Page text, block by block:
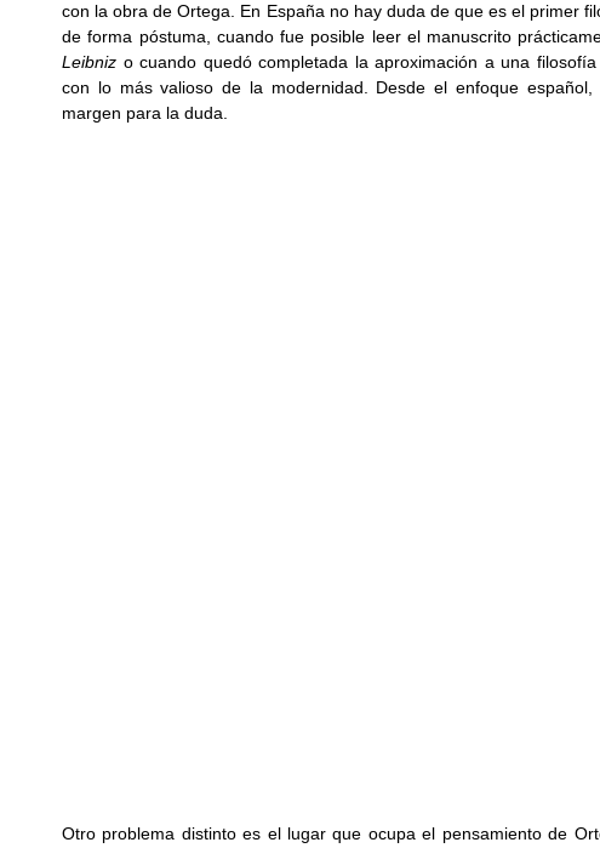
con la obra de Ortega. En España no hay duda de que es el primer
de forma póstuma, cuando fue posible leer el manuscrito
Leibniz o cuando quedó completada la aproximación a una
con lo más valioso de la modernidad. Desde el enfoque
margen para la duda.
Otro problema distinto es el lugar que ocupa el pensamiento de